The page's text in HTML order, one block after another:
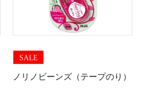
SALE
ノリノビーンズ（テープのり）